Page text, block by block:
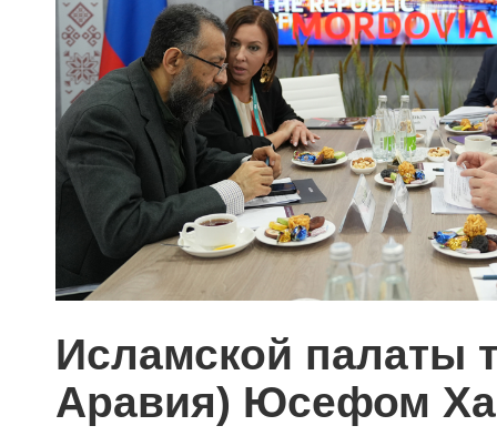
Исламской палаты
Аравия) Юсефом